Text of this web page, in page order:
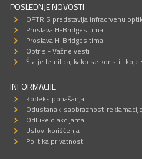
POSLEDNJE NOVOSTI
OPTRIS predstavlja infracrvenu
Proslava H-Bridges tima
Proslava H-Bridges tima
Optris - Važne vesti
Šta je lemilica, kako se koristi i
INFORMACIJE
Kodeks ponašanja
Odustanak-saobraznost-reklamacije
Odluke o akcijama
Uslovi korišćenja
Politika privatnosti